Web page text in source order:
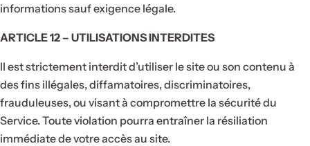
informations sauf exigence légale.
ARTICLE 12 – UTILISATIONS INTERDITES
Il est strictement interdit d’utiliser le site ou son contenu à
des fins illégales, diffamatoires, discriminatoires,
frauduleuses, ou visant à compromettre la sécurité du
Service. Toute violation pourra entraîner la résiliation
immédiate de votre accès au site.